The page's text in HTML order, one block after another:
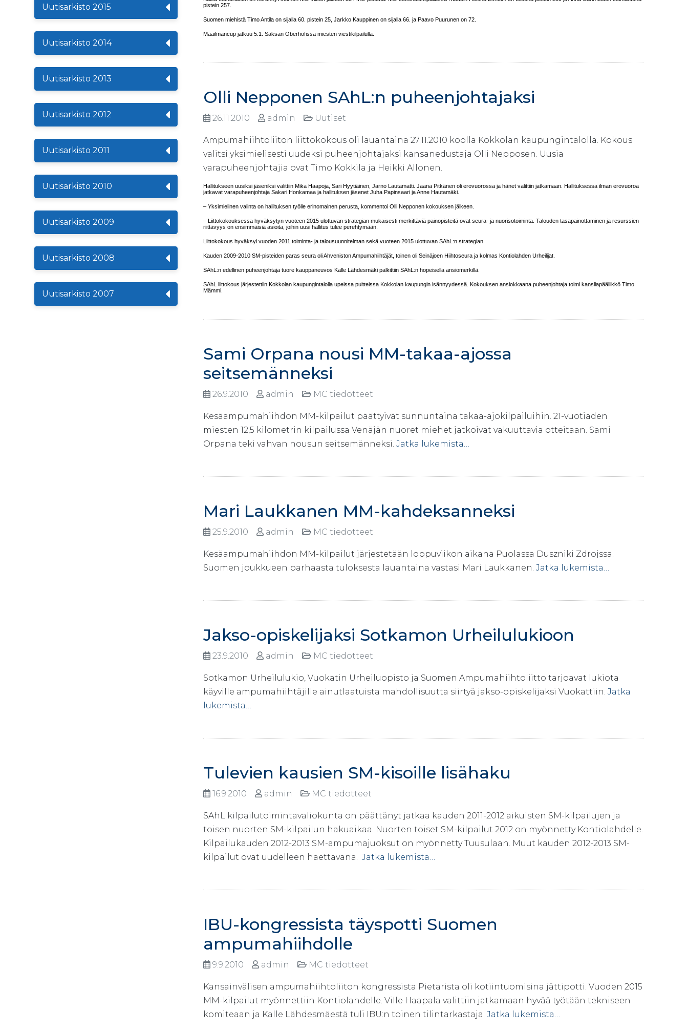
Uutisarkisto 2015
Uutisarkisto 2014
Uutisarkisto 2013
Uutisarkisto 2012
Uutisarkisto 2011
Uutisarkisto 2010
Uutisarkisto 2009
Uutisarkisto 2008
Uutisarkisto 2007
pistein 257.
Suomen miehistä Timo Antila on sijalla 60. pistein 25, Jarkko Kauppinen on sijalla 66. ja Paavo Puurunen on 72.
Maailmancup jatkuu 5.1. Saksan Oberhofissa miesten viestikilpailulla.
Olli Nepponen SAhL:n puheenjohtajaksi
26.11.2010 admin Uutiset
Ampumahiihtoliiton liittokokous oli lauantaina 27.11.2010 koolla Kokkolan kaupungintalolla. Kokous
valitsi yksimielisesti uudeksi puheenjohtajaksi kansanedustaja Olli Nepposen. Uusia
varapuheenjohtajia ovat Timo Kokkila ja Heikki Allonen.
Hallitukseen uusiksi jäseniksi valittiin Mika Haapoja, Sari Hyytiäinen, Jarno Lautamatti. Jaana Pitkänen oli erovuorossa ja hänet valittiin jatkamaan. Hallituksessa ilman erovuoroa
jatkavat varapuheenjohtaja Sakari Honkamaa ja hallituksen jäsenet Juha Papinsaari ja Anne Hautamäki.
– Yksimielinen valinta on hallituksen työlle erinomainen perusta, kommentoi Olli Nepponen kokouksen jälkeen.
– Liittokokouksessa hyväksytyn vuoteen 2015 ulottuvan strategian mukaisesti merkittäviä painopisteitä ovat seura- ja nuorisotoiminta. Talouden tasapainottaminen ja resurssien
riittävyys on ensimmäisiä asioita, joihin uusi hallitus tulee perehtymään.
Liittokokous hyväksyi vuoden 2011 toiminta- ja talousuunnitelman sekä vuoteen 2015 ulottuvan SAhL:n strategian.
Kauden 2009-2010 SM-pisteiden paras seura oli Ahveniston Ampumahiihtäjät, toinen oli Seinäjoen Hiihtoseura ja kolmas Kontiolahden Urheilijat.
SAhL:n edellinen puheenjohtaja tuore kauppaneuvos Kalle Lähdesmäki palkittiin SAhL:n hopeisella ansiomerkillä.
SAhL liittokous järjestettiin Kokkolan kaupungintalolla upeissa puitteissa Kokkolan kaupungin isännyydessä. Kokouksen ansiokkaana puheenjohtaja toimi kansliapäällikkö Timo
Mämmi.
Sami Orpana nousi MM-takaa-ajossa
seitsemänneksi
26.9.2010 admin MC tiedotteet
Kesäampumahiihdon MM-kilpailut päättyivät sunnuntaina takaa-ajokilpailuihin. 21-vuotiaden
miesten 12,5 kilometrin kilpailussa Venäjän nuoret miehet jatkoivat vakuuttavia otteitaan. Sami
Orpana teki vahvan nousun seitsemänneksi. Jatka lukemista…
Mari Laukkanen MM-kahdeksanneksi
25.9.2010 admin MC tiedotteet
Kesäampumahiihdon MM-kilpailut järjestetään loppuviikon aikana Puolassa Duszniki Zdrojssa.
Suomen joukkueen parhaasta tuloksesta lauantaina vastasi Mari Laukkanen. Jatka lukemista…
Jakso-opiskelijaksi Sotkamon Urheilulukioon
23.9.2010 admin MC tiedotteet
Sotkamon Urheilulukio, Vuokatin Urheiluopisto ja Suomen Ampumahiihtoliitto tarjoavat lukiota
käyville ampumahiihtäjille ainutlaatuista mahdollisuutta siirtyä jakso-opiskelijaksi Vuokattiin. Jatka
lukemista…
Tulevien kausien SM-kisoille lisähaku
16.9.2010 admin MC tiedotteet
SAhL kilpailutoimintavaliokunta on päättänyt jatkaa kauden 2011-2012 aikuisten SM-kilpailujen ja
toisen nuorten SM-kilpailun hakuaikaa. Nuorten toiset SM-kilpailut 2012 on myönnetty Kontiolahdelle.
Kilpailukauden 2012-2013 SM-ampumajuoksut on myönnetty Tuusulaan. Muut kauden 2012-2013 SM-
kilpailut ovat uudelleen haettavana. Jatka lukemista…
IBU-kongressista täyspotti Suomen
ampumahiihdolle
9.9.2010 admin MC tiedotteet
Kansainvälisen ampumahiihtoliiton kongressista Pietarista oli kotiintuomisina jättipotti. Vuoden 2015
MM-kilpailut myönnettiin Kontiolahdelle. Ville Haapala valittiin jatkamaan hyvää työtään tekniseen
komiteaan ja Kalle Lähdesmäestä tuli IBU:n toinen tilintarkastaja. Jatka lukemista…